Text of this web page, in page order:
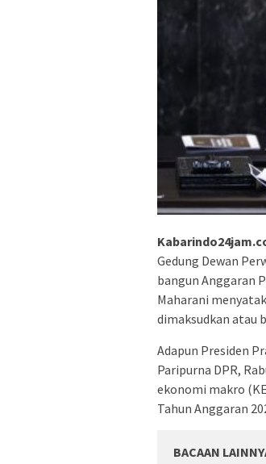
Gedung Dewan
bangun Anggaran
Maharani
dimaksudkan atau
Adapun Presiden
Paripurna DPR,
ekonomi makro
Tahun Anggaran
BACAAN